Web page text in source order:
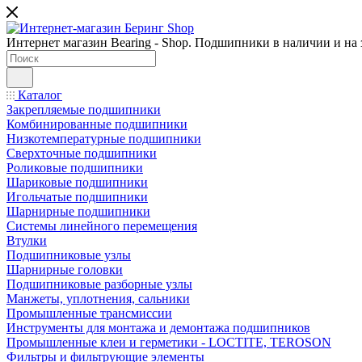
Интернет магазин Bearing - Shop. Подшипники в наличии и на
Каталог
Закрепляемые подшипники
Комбинированные подшипники
Низкотемпературные подшипники
Сверхточные подшипники
Роликовые подшипники
Шариковые подшипники
Игольчатые подшипники
Шарнирные подшипники
Системы линейного перемещения
Втулки
Подшипниковые узлы
Шарнирные головки
Подшипниковые разборные узлы
Манжеты, уплотнения, сальники
Промышленные трансмиссии
Инструменты для монтажа и демонтажа подшипников
Промышленные клеи и герметики - LOCTITE, TEROSON
Фильтры и фильтрующие элементы